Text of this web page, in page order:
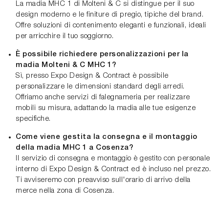
La madia MHC 1 di Molteni & C si distingue per il suo
design moderno e le finiture di pregio, tipiche del brand.
Offre soluzioni di contenimento eleganti e funzionali, ideali
per arricchire il tuo soggiorno.
È possibile richiedere personalizzazioni per la
madia Molteni & C MHC 1?
Sì, presso Expo Design & Contract è possibile
personalizzare le dimensioni standard degli arredi.
Offriamo anche servizi di falegnameria per realizzare
mobili su misura, adattando la madia alle tue esigenze
specifiche.
Come viene gestita la consegna e il montaggio
della madia MHC 1 a Cosenza?
Il servizio di consegna e montaggio è gestito con personale
interno di Expo Design & Contract ed è incluso nel prezzo.
Ti avviseremo con preavviso sull'orario di arrivo della
merce nella zona di Cosenza.